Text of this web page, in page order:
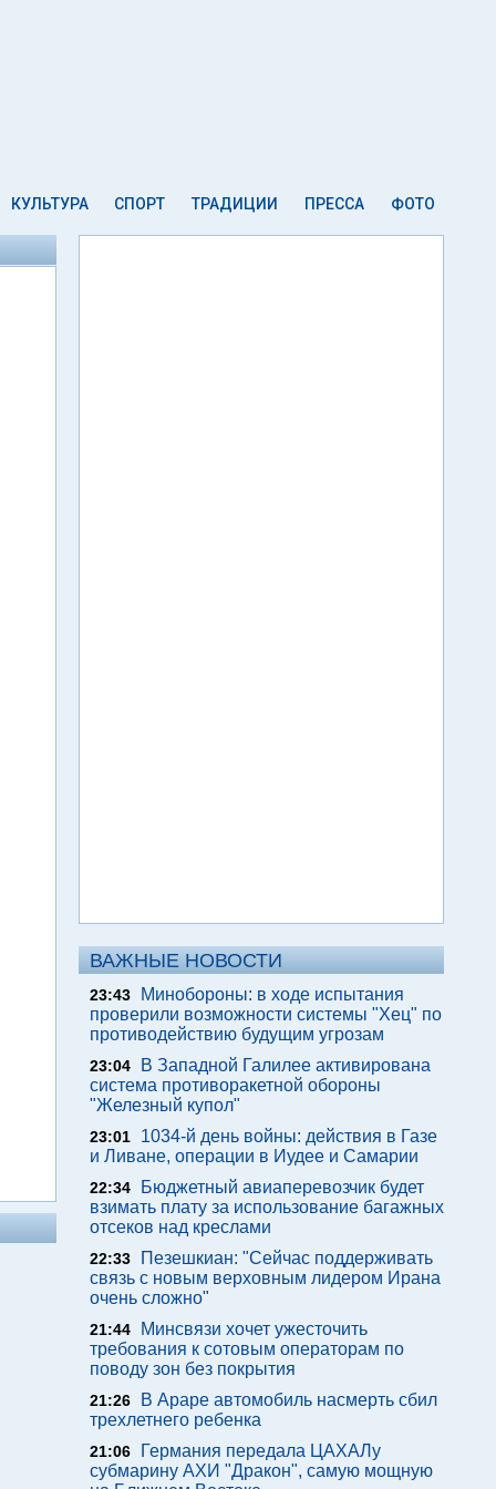
КУЛЬТУРА СПОРТ ТРАДИЦИИ ПРЕССА ФОТО
ВАЖНЫЕ НОВОСТИ
23:43
Минобороны: в ходе испытания
проверили возможности системы "Хец" по
противодействию будущим угрозам
23:04
В Западной Галилее активирована
система противоракетной обороны
"Железный купол"
23:01
1034-й день войны: действия в Газе
и Ливане, операции в Иудее и Самарии
22:34
Бюджетный авиаперевозчик будет
взимать плату за использование багажных
отсеков над креслами
22:33
Пезешкиан: "Сейчас поддерживать
связь с новым верховным лидером Ирана
очень сложно"
21:44
Минсвязи хочет ужесточить
требования к сотовым операторам по
поводу зон без покрытия
21:26
В Араре автомобиль насмерть сбил
трехлетнего ребенка
21:06
Германия передала ЦАХАЛу
субмарину АХИ "Дракон", самую мощную